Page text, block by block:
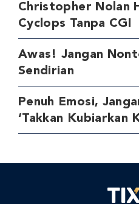
Christopher Nolan
Cyclops Tanpa CGI
Awas! Jangan
Sendirian
Penuh Emosi,
‘Takkan Kubiarkan